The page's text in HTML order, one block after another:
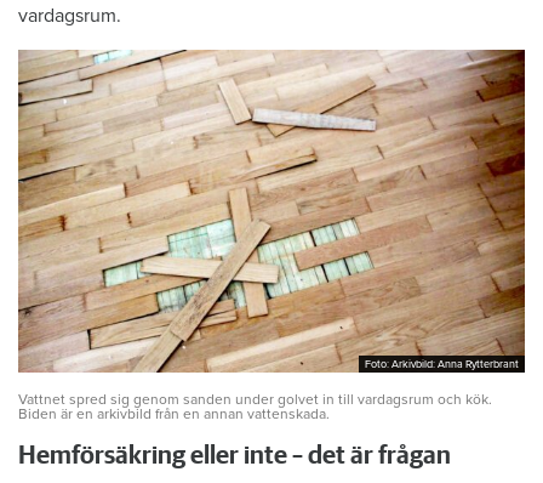
vardagsrum.
Foto: Arkivbild: Anna Rytterbrant
Foto: Arkivbild: Anna Rytterbrant
Vattnet spred sig genom sanden under golvet in till vardagsrum och kök.
Biden är en arkivbild från en annan vattenskada.
Hemförsäkring eller inte – det är frågan